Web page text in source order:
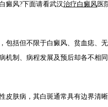
癜风?下面请看武汉治疗白癜风 医
括但不限于白癜风、贫血痣、
机制、病程发展及预后却各不相同
肤病，其白斑通常具有边界清